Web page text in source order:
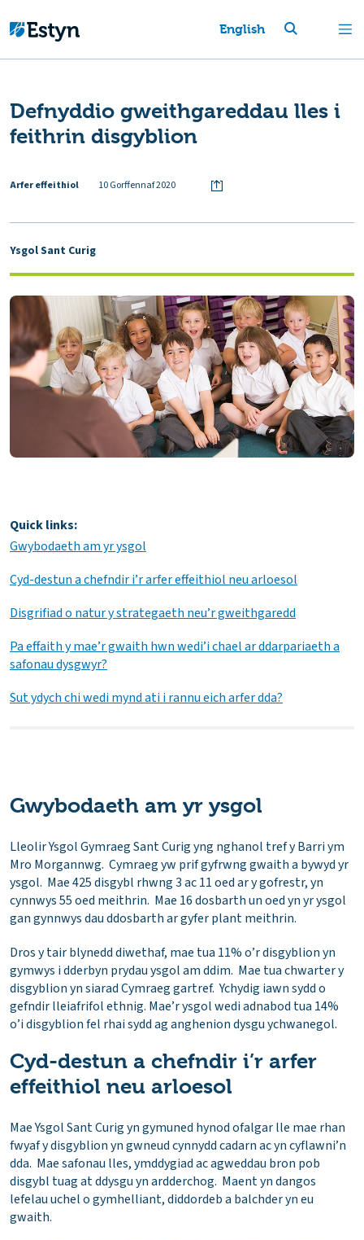
English
Defnyddio gweithgareddau lles i
feithrin disgyblion
Arfer effeithiol 10 Gorffennaf 2020
Ysgol Sant Curig
Quick links:
Gwybodaeth am yr ysgol
Cyd-destun a chefndir i’r arfer effeithiol neu arloesol
Disgrifiad o natur y strategaeth neu’r gweithgaredd
Pa effaith y mae’r gwaith hwn wedi’i chael ar ddarpariaeth a
safonau dysgwyr?
Sut ydych chi wedi mynd ati i rannu eich arfer dda?
Gwybodaeth am yr ysgol
Lleolir Ysgol Gymraeg Sant Curig yng nghanol tref y Barri ym
Mro Morgannwg. Cymraeg yw prif gyfrwng gwaith a bywyd yr
ysgol. Mae 425 disgybl rhwng 3 ac 11 oed ar y gofrestr, yn
cynnwys 55 oed meithrin. Mae 16 dosbarth un oed yn yr ysgol
gan gynnwys dau ddosbarth ar gyfer plant meithrin.
Dros y tair blynedd diwethaf, mae tua 11% o’r disgyblion yn
gymwys i dderbyn prydau ysgol am ddim. Mae tua chwarter y
disgyblion yn siarad Cymraeg gartref. Ychydig iawn sydd o
gefndir lleiafrifol ethnig. Mae’r ysgol wedi adnabod tua 14%
o’i disgyblion fel rhai sydd ag anghenion dysgu ychwanegol.
Cyd-destun a chefndir i’r arfer
effeithiol neu arloesol
Mae Ysgol Sant Curig yn gymuned hynod ofalgar lle mae rhan
fwyaf y disgyblion yn gwneud cynnydd cadarn ac yn cyflawni’n
dda. Mae safonau lles, ymddygiad ac agweddau bron pob
disgybl tuag at ddysgu yn ardderchog. Maent yn dangos
lefelau uchel o gymhelliant, diddordeb a balchder yn eu
gwaith.